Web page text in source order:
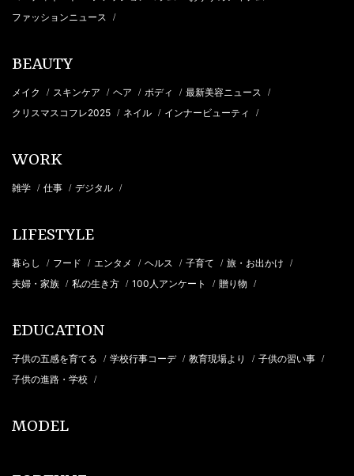
ファッションニュース /
BEAUTY
メイク / スキンケア / ヘア / ボディ / 最新美容ニュース /
クリスマスコフレ2025 / ネイル / インナービューティ /
WORK
雑学 / 仕事 / デジタル /
LIFESTYLE
暮らし / フード / エンタメ / ヘルス / 子育て / 旅・お出かけ /
夫婦・家族 / 私の生き方 / 100人アンケート / 贈り物 /
EDUCATION
子供の五感を育てる / 学校行事コーデ / 教育現場より / 子供の習い事 /
子供の進路・学校 /
MODEL